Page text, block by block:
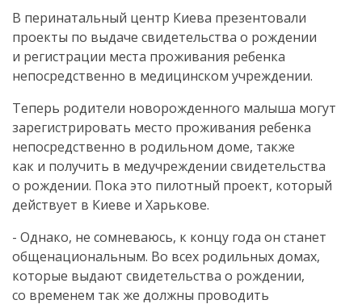
В перинатальный центр Киева презентовали
проекты по выдаче свидетельства о рождении
и регистрации места проживания ребенка
непосредственно в медицинском учреждении.
Теперь родители новорожденного малыша могут
зарегистрировать место проживания ребенка
непосредственно в родильном доме, также
как и получить в медучреждении свидетельства
о рождении. Пока это пилотный проект, который
действует в Киеве и Харькове.
- Однако, не сомневаюсь, к концу года он станет
общенациональным. Во всех родильных домах,
которые выдают свидетельства о рождении,
со временем так же должны проводить